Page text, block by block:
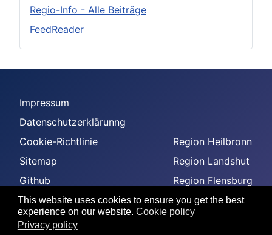
This website uses cookies to ensure you get the best
experience on our website. Cookie policy
Privacy policy
Regio-Info - Alle Beiträge
FeedReader
Impressum
Datenschutzerklärunng
Cookie-Richtlinie
Sitemap
Github
-
--
Region Heilbronn
Region Landshut
Region Flensburg
Region Amberg